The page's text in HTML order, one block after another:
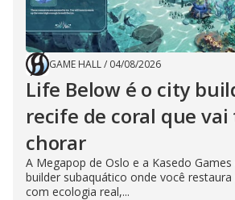
GAME HALL/ 04/08/2026
Life Below é o city
recife de coral que
chorar
A Megapop de Oslo e a Kasedo
builder subaquático onde você
com ecologia real,...